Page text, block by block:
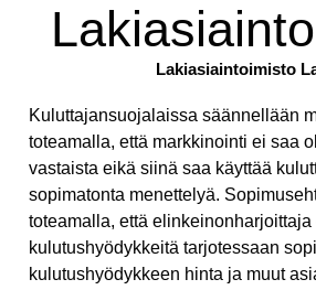
Lakiasiaintoimisto
Kuluttajansuojalaissa säännellään
toteamalla, että markkinointi ei saa
vastaista eikä siinä saa käyttää
sopimatonta menettelyä.
toteamalla, että elinkeinonharjoittaja
kulutushyödykkeitä tarjotessaan
kulutushyödykkeen hinta ja muut